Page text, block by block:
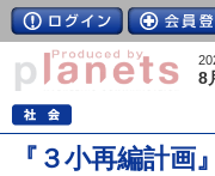
8
『３小再編計画